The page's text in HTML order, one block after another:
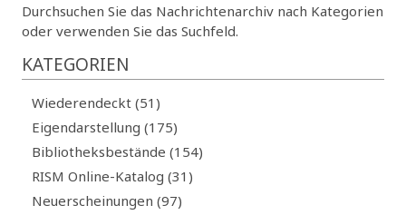
Durchsuchen Sie das Nachrichtenarchiv nach Kategorien
oder verwenden Sie das Suchfeld.
KATEGORIEN
Wiederendeckt (51)
Eigendarstellung (175)
Bibliotheksbestände (154)
RISM Online-Katalog (31)
Neuerscheinungen (97)